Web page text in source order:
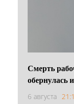
Смерть
обернулась
6 августа